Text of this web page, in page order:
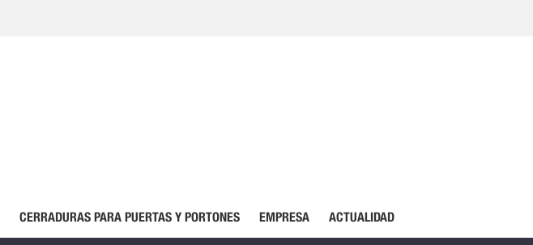
CERRADURAS PARA PUERTAS Y PORTONES EMPRESA ACTUALIDAD